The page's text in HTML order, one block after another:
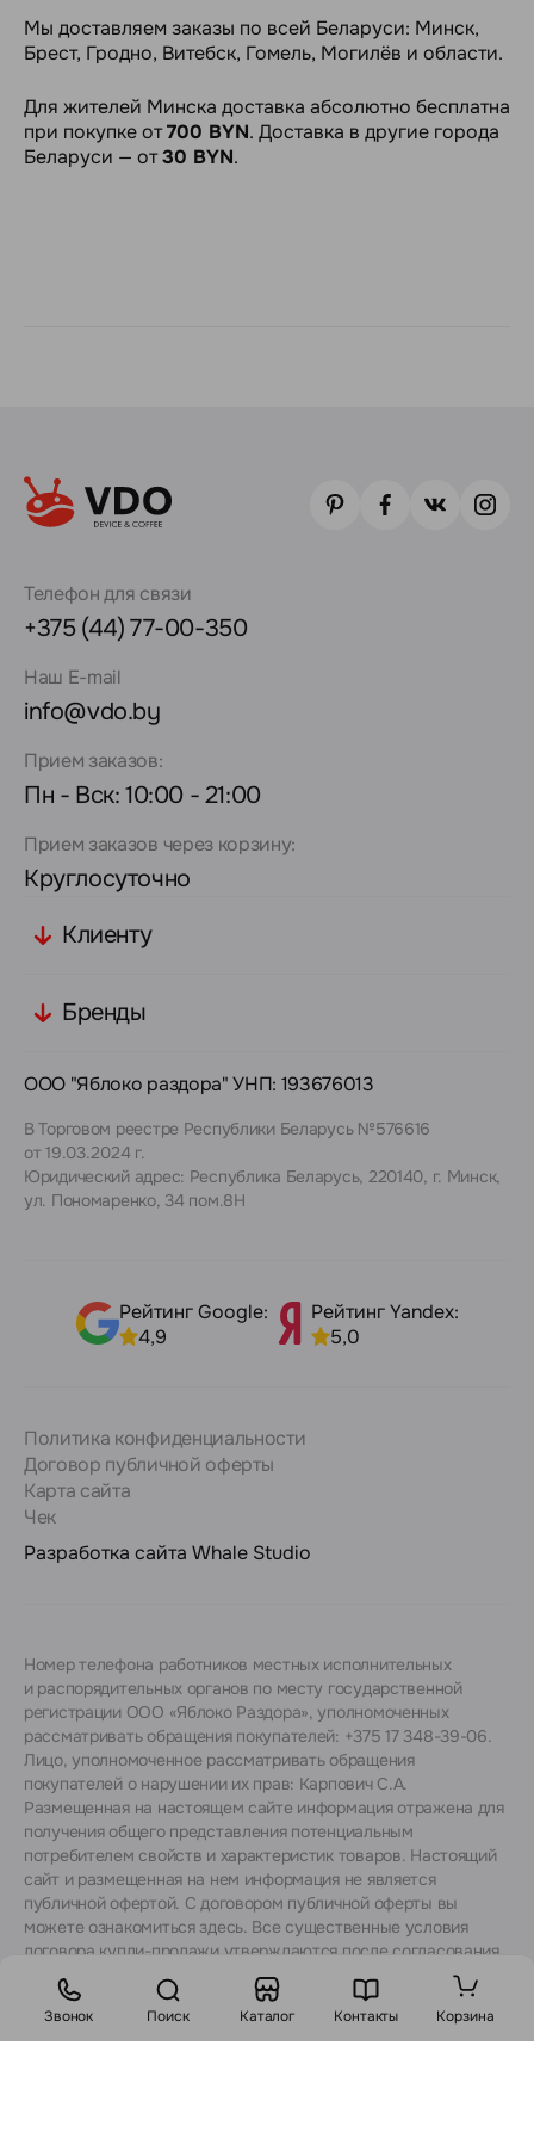
Мы доставляем заказы по всей Беларуси: Минск,
Брест, Гродно, Витебск, Гомель, Могилёв и области.
Для жителей Минска доставка абсолютно бесплатна
при покупке от700 BYN. Доставка в другие города
Беларуси — от30 BYN.
Телефон для связи
+375 (44) 77-00-350
Наш E-mail
info@vdo.by
Прием заказов:
Пн - Вск: 10:00 - 21:00
Прием заказов через корзину:
Круглосуточно
Клиенту
Бренды
ООО "Яблоко раздора" УНП: 193676013
В Торговом реестре Республики Беларусь №576616
от 19.03.2024 г.
Юридический адрес: Республика Беларусь, 220140, г. Минск,
ул. Пономаренко, 34 пом.8Н
Рейтинг Google:
4,9
Рейтинг Yandex:
5,0
Политика конфиденциальности
Договор публичной оферты
Карта сайта
Чек
Разработка сайта Whale Studio
Номер телефона работников местных исполнительных
и распорядительных органов по месту государственной
регистрации ООО «Яблоко Раздора», уполномоченных
рассматривать обращения покупателей: +375 17 348-39-06.
Лицо, уполномоченное рассматривать обращения
покупателей о нарушении их прав: Карпович С.А.
Размещенная на настоящем сайте информация отражена для
получения общего представления потенциальным
потребителем свойств и характеристик товаров. Настоящий
сайт и размещенная на нем информация не является
публичной офертой. С договором публичной оферты вы
можете ознакомиться здесь. Все существенные условия
договора купли-продажи утверждаются после согласования
с консультантами.
Звонок Поиск Каталог Контакты Корзина